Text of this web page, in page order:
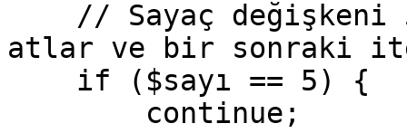
atlar ve bir sonraki